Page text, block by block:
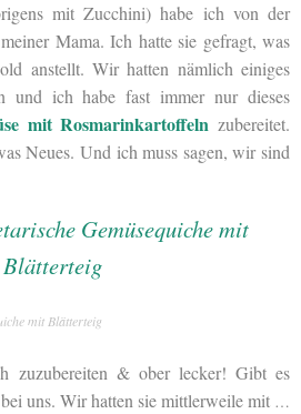
mit Zucchini) habe ich von der
Mama. Ich hatte sie gefragt, was
anstellt. Wir hatten nämlich einiges
und ich habe fast immer nur dieses
mit Rosmarinkartoffeln zubereitet.
Neues. Und ich muss sagen, wir sind
mit Blätterteig
zuzubereiten & ober lecker! Gibt es
uns. Wir hatten sie mittlerweile mit …